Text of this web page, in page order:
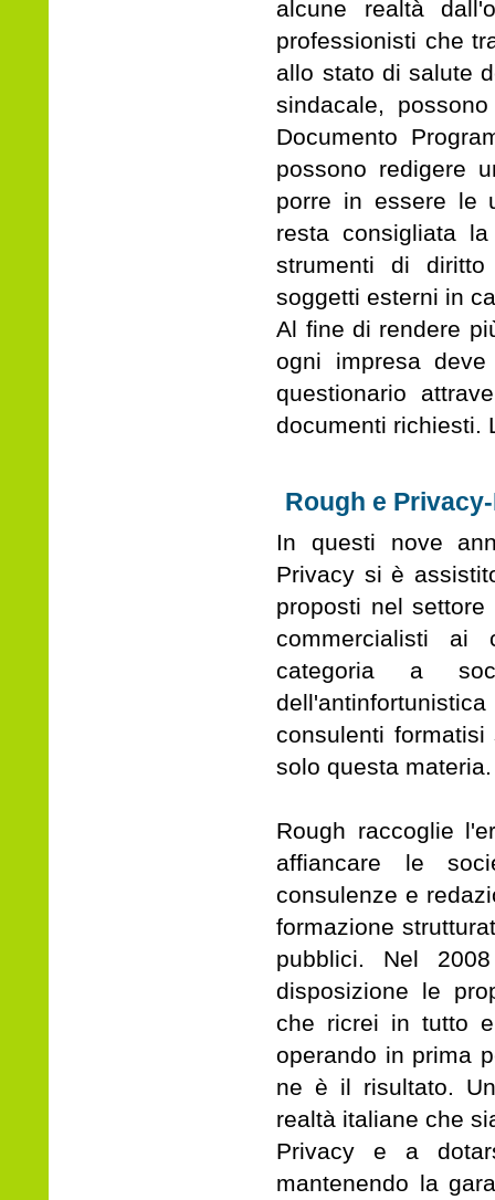
alcune realtà
professionisti che
allo stato di salute
sindacale,
Documento
possono redigere
porre in essere le
resta consigliata
strumenti di
soggetti esterni in
Al fine di rendere
ogni impresa
questionario
documenti richiesti.
Rough e
In questi nove
Privacy si è
proposti nel
commercialisti ai
categoria a
consulenti
solo questa materia.
Rough raccoglie
affiancare le
consulenze e
formazione
pubblici. Nel
disposizione le
che ricrei in tutto
operando in prima
ne è il risultato.
realtà italiane che
Privacy e a
mantenendo la